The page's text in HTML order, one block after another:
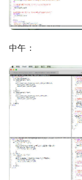
中午：